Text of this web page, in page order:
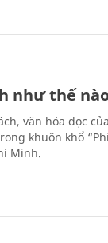
như thế
văn hóa đọc
khuôn khổ
Minh.